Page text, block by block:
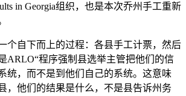
in Georgia组织，也是本次乔州手工重新
个自下而上的过程：各县手工计票，然后
ARLO“程序强制县选举主管把他们的信
统，而不是到他们自己的系统。这意味
，他们的结果是什么，不是县告诉州务